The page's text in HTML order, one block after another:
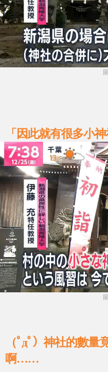
「因此就有很多小
（ﾟдﾟ）神社的數
啊……